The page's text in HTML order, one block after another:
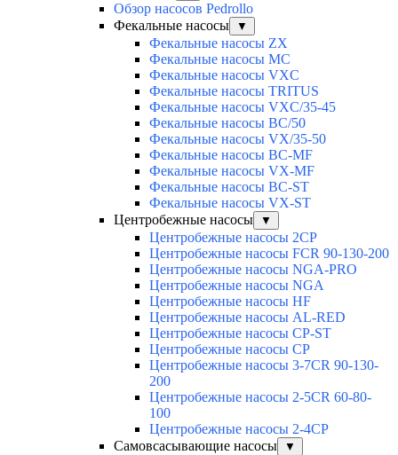
Обзор насосов Pedrollo
Фекальные насосы
▼
Фекальные насосы ZX
Фекальные насосы MC
Фекальные насосы VXC
Фекальные насосы TRITUS
Фекальные насосы VXC/35-45
Фекальные насосы BC/50
Фекальные насосы VX/35-50
Фекальные насосы BC-MF
Фекальные насосы VX-MF
Фекальные насосы BC-ST
Фекальные насосы VX-ST
Центробежные насосы
▼
Центробежные насосы 2CP
Центробежные насосы FCR 90-130-200
Центробежные насосы NGA-PRO
Центробежные насосы NGA
Центробежные насосы HF
Центробежные насосы AL-RED
Центробежные насосы CP-ST
Центробежные насосы CP
Центробежные насосы 3-7CR 90-130-
200
Центробежные насосы 2-5CR 60-80-
100
Центробежные насосы 2-4CP
Самовсасывающие насосы
▼